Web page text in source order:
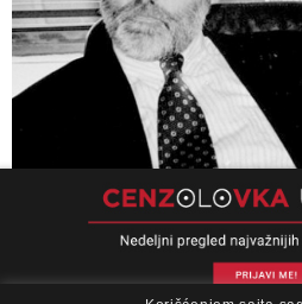
Univerzitet Kolumbija: Slučaj
za pitanja slobode